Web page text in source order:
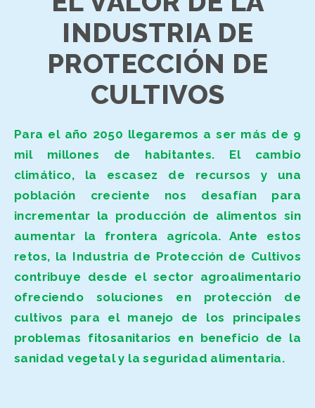
INDUSTRIA DE
PROTECCIÓN DE
CULTIVOS
Para el año 2050 llegaremos a ser más de 9
mil millones de habitantes. El cambio
climático, la escasez de recursos y una
población creciente nos desafían para
incrementar la producción de alimentos sin
aumentar la frontera agrícola. Ante estos
retos, la Industria de Protección de Cultivos
contribuye desde el sector agroalimentario
ofreciendo soluciones en protección de
cultivos para el manejo de los principales
problemas fitosanitarios en beneficio de la
sanidad vegetal y la seguridad alimentaria.